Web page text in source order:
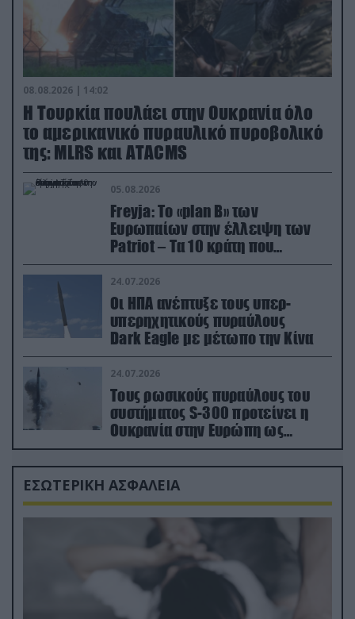
08.08.2026 | 14:02
Η Τουρκία πουλάει στην Ουκρανία όλο
το αμερικανικό πυραυλικό πυροβολικό
της: MLRS και ΑΤΑCMS
05.08.2026
Freyja: Το «plan Β» των
Ευρωπαίων στην έλλειψη των
Patriot – Τα 10 κράτη που
συμμετέχουν στο δίκτυο
συνεργασίας
24.07.2026
Οι ΗΠΑ ανέπτυξε τους υπερ-
υπερηχητικούς πυραύλους
Dark Eagle με μέτωπο την Κίνα
24.07.2026
Τους ρωσικούς πυραύλους του
συστήματος S-300 προτείνει η
Ουκρανία στην Ευρώπη ως
αντιβαλλιστικό σύστημα
ΕΣΩΤΕΡΙΚΗ ΑΣΦΑΛΕΙΑ